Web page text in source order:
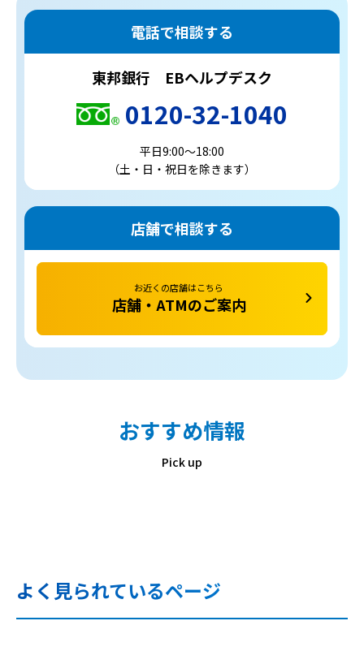
電話で相談する
東邦銀行 EBヘルプデスク
0120-32-1040
平日9:00～18:00
（土・日・祝日を除きます）
店舗で相談する
お近くの店舗はこちら
店舗・ATMのご案内
おすすめ情報
Pick up
よく見られているページ